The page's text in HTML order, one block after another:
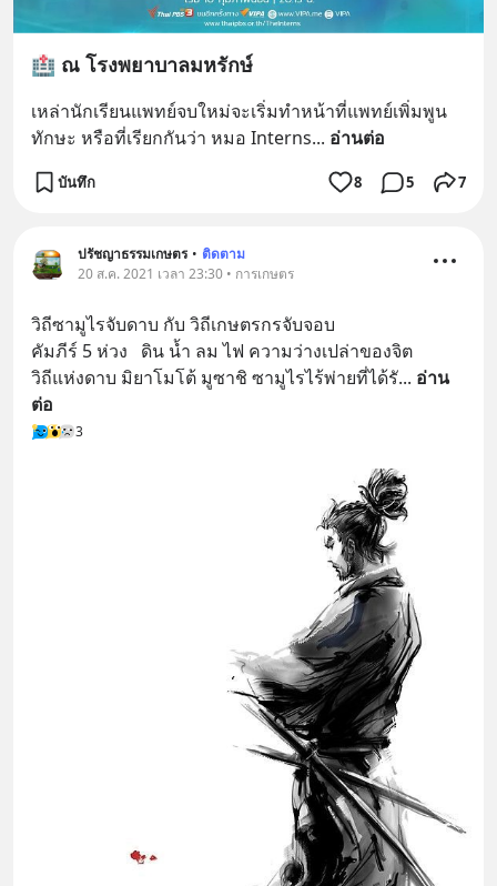
🏥 ณ โรงพยาบาลมหรักษ์
เหล่านักเรียนแพทย์จบใหม่จะเริ่มทำหน้าที่แพทย์เพิ่มพูน
ทักษะ หรือที่เรียกกันว่า หมอ Interns... อ่านต่อ
บันทึก 8 5 7
ปรัชญาธรรมเกษตร • ติดตาม
20 ส.ค. 2021 เวลา 23:30 • การเกษตร
วิถีซามูไรจับดาบ กับ วิถีเกษตรกรจับจอบ
คัมภีร์ 5 ห่วง   ดิน น้ำ ลม ไฟ ความว่างเปล่าของจิต
วิถีแห่งดาบ มิยาโมโต้ มูซาชิ ซามูไรไร้พ่ายที่ได้รั... อ่าน
ต่อ
3